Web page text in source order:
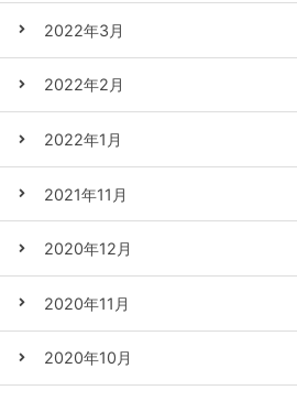
2022年3月
2022年2月
2022年1月
2021年11月
2020年12月
2020年11月
2020年10月